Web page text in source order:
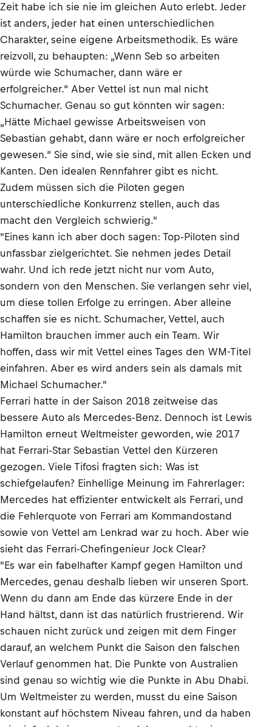
Zeit habe ich sie nie im gleichen Auto erlebt. Jeder
ist anders, jeder hat einen unterschiedlichen
Charakter, seine eigene Arbeitsmethodik. Es wäre
reizvoll, zu behaupten: „Wenn Seb so arbeiten
würde wie Schumacher, dann wäre er
erfolgreicher.“ Aber Vettel ist nun mal nicht
Schumacher. Genau so gut könnten wir sagen:
„Hätte Michael gewisse Arbeitsweisen von
Sebastian gehabt, dann wäre er noch erfolgreicher
gewesen.“ Sie sind, wie sie sind, mit allen Ecken und
Kanten. Den idealen Rennfahrer gibt es nicht.
Zudem müssen sich die Piloten gegen
unterschiedliche Konkurrenz stellen, auch das
macht den Vergleich schwierig."
"Eines kann ich aber doch sagen: Top-Piloten sind
unfassbar zielgerichtet. Sie nehmen jedes Detail
wahr. Und ich rede jetzt nicht nur vom Auto,
sondern von den Menschen. Sie verlangen sehr viel,
um diese tollen Erfolge zu erringen. Aber alleine
schaffen sie es nicht. Schumacher, Vettel, auch
Hamilton brauchen immer auch ein Team. Wir
hoffen, dass wir mit Vettel eines Tages den WM-Titel
einfahren. Aber es wird anders sein als damals mit
Michael Schumacher."
Ferrari hatte in der Saison 2018 zeitweise das
bessere Auto als Mercedes-Benz. Dennoch ist Lewis
Hamilton erneut Weltmeister geworden, wie 2017
hat Ferrari-Star Sebastian Vettel den Kürzeren
gezogen. Viele Tifosi fragten sich: Was ist
schiefgelaufen? Einhellige Meinung im Fahrerlager:
Mercedes hat effizienter entwickelt als Ferrari, und
die Fehlerquote von Ferrari am Kommandostand
sowie von Vettel am Lenkrad war zu hoch. Aber wie
sieht das Ferrari-Chefingenieur Jock Clear?
"Es war ein fabelhafter Kampf gegen Hamilton und
Mercedes, genau deshalb lieben wir unseren Sport.
Wenn du dann am Ende das kürzere Ende in der
Hand hältst, dann ist das natürlich frustrierend. Wir
schauen nicht zurück und zeigen mit dem Finger
darauf, an welchem Punkt die Saison den falschen
Verlauf genommen hat. Die Punkte von Australien
sind genau so wichtig wie die Punkte in Abu Dhabi.
Um Weltmeister zu werden, musst du eine Saison
konstant auf höchstem Niveau fahren, und da haben